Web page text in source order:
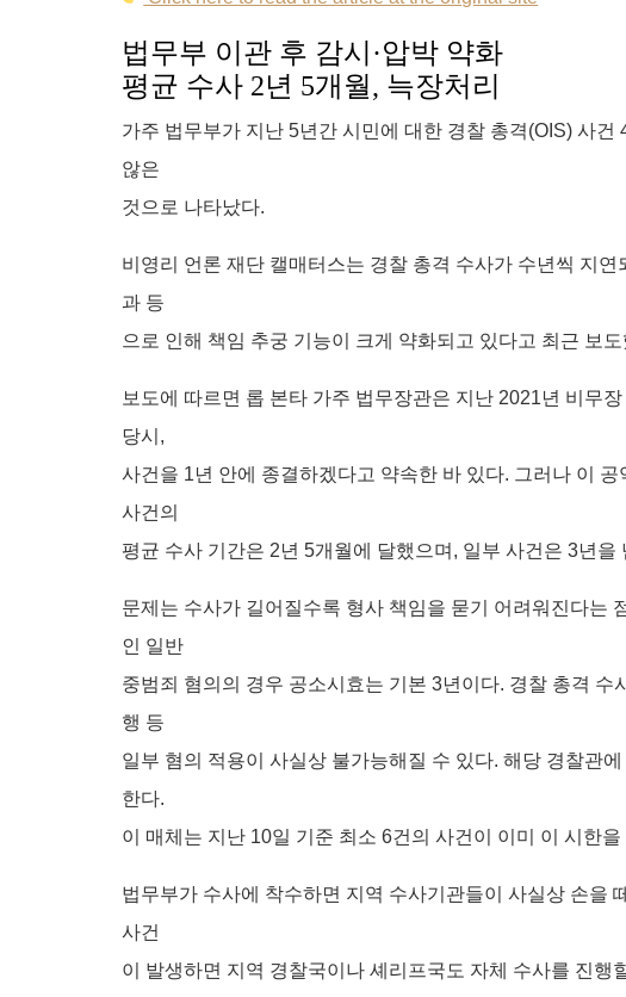
b
o
k
o
e
d
n
i
t
l
e
n
e
a
d
e
법무부 이관 후 감시·압박 약화
평균 수사 2년 5개월, 늑장처리
가주 법무부가 지난 5년간 시민에 대한 경찰 총격(OIS) 사건
않은
것으로 나타났다.
비영리 언론 재단 캘매터스는 경찰 총격 수사가 수년씩 지
과 등
으로 인해 책임 추궁 기능이 크게 약화되고 있다고 최근 보도
보도에 따르면 롭 본타 가주 법무장관은 지난 2021년 비무
당시,
사건을 1년 안에 종결하겠다고 약속한 바 있다. 그러나 이
사건의
평균 수사 기간은 2년 5개월에 달했으며, 일부 사건은 3년을
문제는 수사가 길어질수록 형사 책임을 묻기 어려워진다는
인 일반
중범죄 혐의의 경우 공소시효는 기본 3년이다. 경찰 총격
행 등
일부 혐의 적용이 사실상 불가능해질 수 있다. 해당 경찰관
한다.
이 매체는 지난 10일 기준 최소 6건의 사건이 이미 이 시한
법무부가 수사에 착수하면 지역 수사기관들이 사실상 손을
사건
이 발생하면 지역 경찰국이나 셰리프국도 자체 수사를 진행